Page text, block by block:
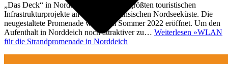
„Das Deck“ in Norddeich ist eines der größten touristischen
Infrastrukturprojekte an der niedersächsischen Nordseeküste. Die
neugestaltete Promenade wurde im Sommer 2022 eröffnet. Um den
Aufenthalt in Norddeich noch attraktiver zu… Weiterlesen »WLAN
für die Strandpromenade in Norddeich